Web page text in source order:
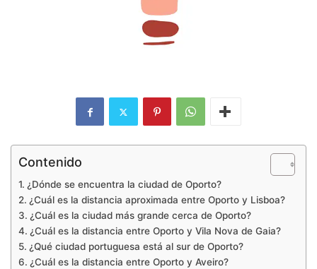
Contenido
¿Dónde se encuentra la ciudad de Oporto?
¿Cuál es la distancia aproximada entre Oporto y Lisboa?
¿Cuál es la ciudad más grande cerca de Oporto?
¿Cuál es la distancia entre Oporto y Vila Nova de Gaia?
¿Qué ciudad portuguesa está al sur de Oporto?
¿Cuál es la distancia entre Oporto y Aveiro?